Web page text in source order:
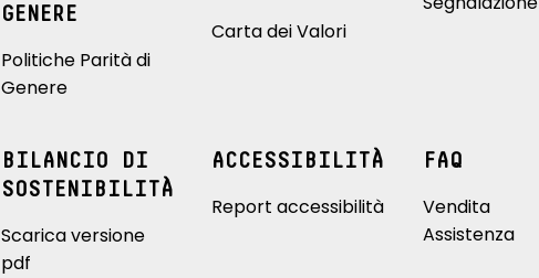
GENERE
Politiche Parità di
Genere
Carta dei Valori
BILANCIO DI
SOSTENIBILITÀ
Scarica versione
pdf
ACCESSIBILITÀ
Report accessibilità
FAQ
Vendita
Assistenza